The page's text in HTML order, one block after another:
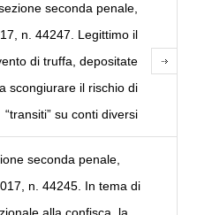
seconda penale,
n. 44247. Legittimo il
di truffa, depositate
scongiurare il rischio di
“transiti” su conti diversi
seconda penale,
n. 44245. In tema di